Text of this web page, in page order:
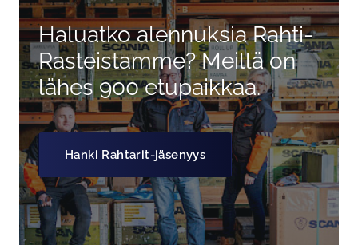
Haluatko alennuksia Rahti-
Rasteistamme? Meillä on
lähes 900 etupaikkaa.
Hanki Rahtarit-jäsenyys